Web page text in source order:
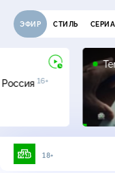
ЭФИР СТИЛЬ
16+
18+